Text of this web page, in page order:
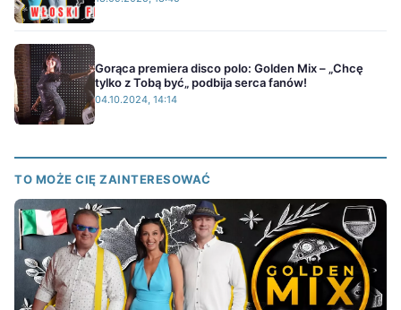
Gorąca premiera disco polo: Golden Mix – „Chcę
tylko z Tobą być„ podbija serca fanów!
04.10.2024, 14:14
TO MOŻE CIĘ ZAINTERESOWAĆ